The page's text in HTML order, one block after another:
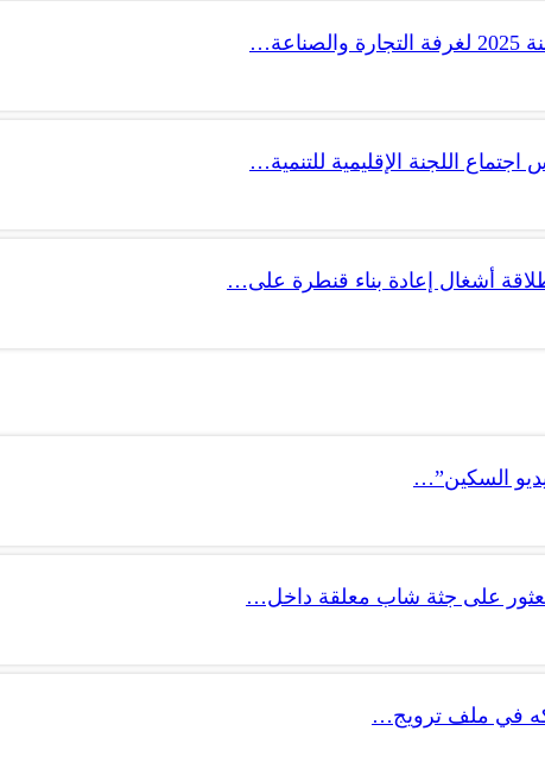
اللجنة الإقليمية للتنمية…
أشغال إعادة بناء قنطرة على…
السكين”…
على جثة شاب معلقة داخل…
في ملف ترويج…